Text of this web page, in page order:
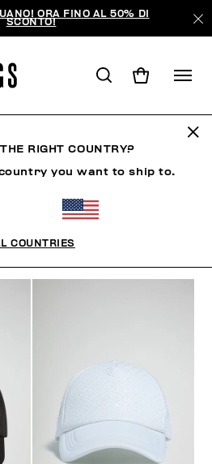
ORA FINO AL 50% DI
SCONTO!
RIGHT COUNTRY?
you want to ship to.
COUNTRIES